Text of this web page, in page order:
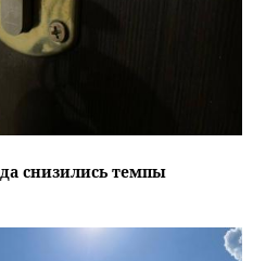
снизились темпы